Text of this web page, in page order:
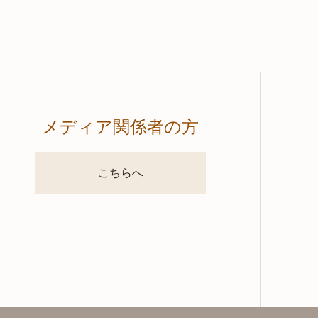
メディア関係者の方
こちらへ